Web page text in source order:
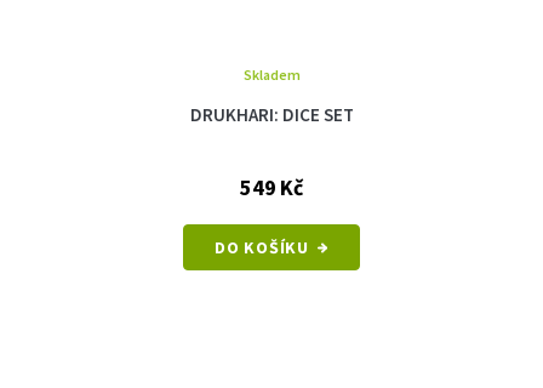
DRUKHARI: DICE SET
Skladem
549 Kč
DO KOŠÍKU